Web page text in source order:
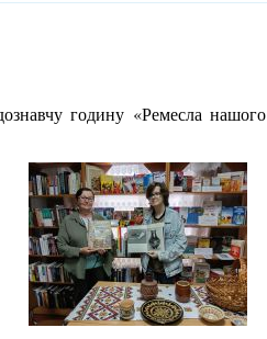
годину «Ремесла нашого